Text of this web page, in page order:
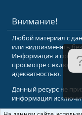
Внимание!
Любой материал с
или видоизменять
Информация и
просмотре с
адекватностью.
Данный ресурс не
информация